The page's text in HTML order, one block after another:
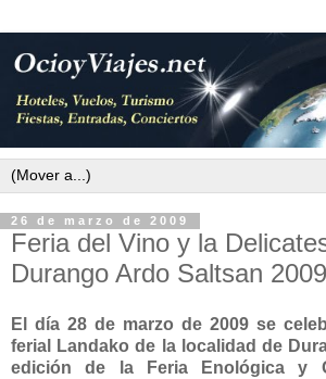
26 de marzo de 2009
Feria del Vino y la
Durango Ardo Saltsan 2009
El día 28 de marzo de 2009 se
ferial Landako de la localidad de
edición de la Feria Enológica y